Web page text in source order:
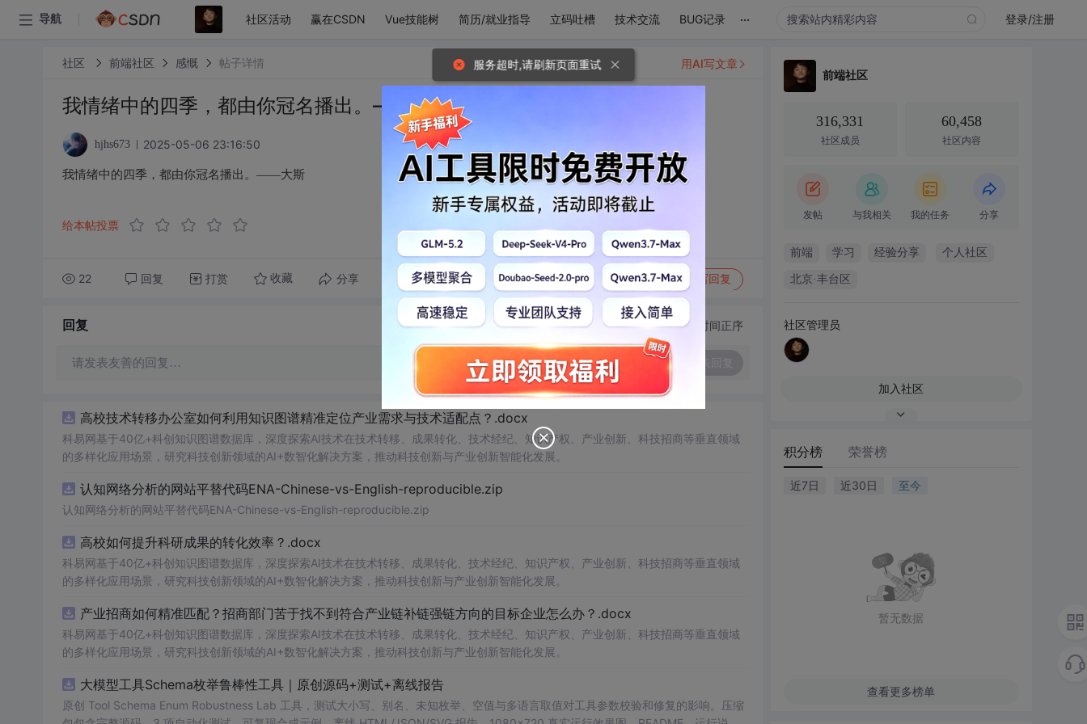
导航 社区活动 赢在CSDN Vue技能树 简历/就业指导 立码吐槽 技术交流 BUG记录 ... 登录/注册
社区 前端社区 感慨 帖子详情
我情绪中的四季，都由你冠名播出。——大斯
hjhs673 2025-05-06 23:16:50
我情绪中的四季，都由你冠名播出。——大斯
给本帖投票
22 回复 打赏 收藏 分享 转发到动态 举报 写回复
用AI写文章
回复 切换为时间正序
请发表友善的回复…
高校技术转移办公室如何利用知识图谱精准定位产业需求与技术适配点？.docx
科易网基于40亿+科创知识图谱数据库，深度探索AI技术在技术转移、成果转化、技术经纪、知识产权、产业创新、科技招商等垂直领域
的多样化应用场景，研究科技创新领域的AI+数智化解决方案，推动科技创新与产业创新智能化发展。
认知网络分析的网站平替代码ENA-Chinese-vs-English-reproducible.zip
认知网络分析的网站平替代码ENA-Chinese-vs-English-reproducible.zip
高校如何提升科研成果的转化效率？.docx
科易网基于40亿+科创知识图谱数据库，深度探索AI技术在技术转移、成果转化、技术经纪、知识产权、产业创新、科技招商等垂直领域
的多样化应用场景，研究科技创新领域的AI+数智化解决方案，推动科技创新与产业创新智能化发展。
产业招商如何精准匹配？招商部门苦于找不到符合产业链补链强链方向的目标企业怎么办？.docx
科易网基于40亿+科创知识图谱数据库，深度探索AI技术在技术转移、成果转化、技术经纪、知识产权、产业创新、科技招商等垂直领域
的多样化应用场景，研究科技创新领域的AI+数智化解决方案，推动科技创新与产业创新智能化发展。
大模型工具Schema枚举鲁棒性工具｜原创源码+测试+离线报告
原创 Tool Schema Enum Robustness Lab 工具，测试大小写、别名、未知枚举、空值与多语言取值对工具参数校验和修复的影响。压缩
前端社区
316,331
社区成员
60,458
社区内容
发帖 与我相关 我的任务 分享
前端 学习 经验分享 个人社区
北京·丰台区
社区管理员
加入社区
积分榜 荣誉榜
近7日 近30日 至今
暂无数据
查看更多榜单
服务超时,请刷新页面重试